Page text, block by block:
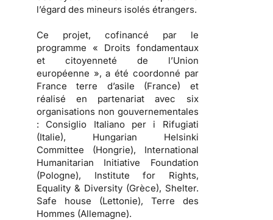
l’égard des mineurs isolés étrangers.
Ce projet, cofinancé par le
programme « Droits fondamentaux
et citoyenneté de l’Union
européenne », a été coordonné par
France terre d’asile (France) et
réalisé en partenariat avec six
organisations non gouvernementales
: Consiglio Italiano per i Rifugiati
(Italie), Hungarian Helsinki
Committee (Hongrie), International
Humanitarian Initiative Foundation
(Pologne), Institute for Rights,
Equality & Diversity (Grèce), Shelter.
Safe house (Lettonie), Terre des
Hommes (Allemagne).